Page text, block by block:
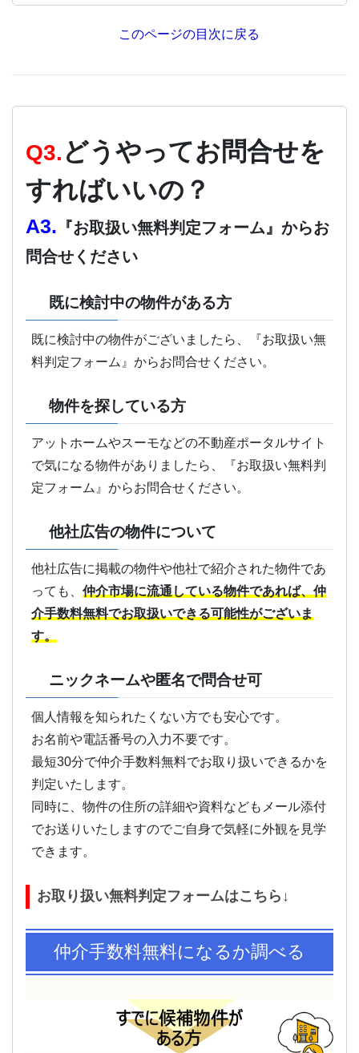
このページの目次に戻る
Q3. どうやってお問合せを
すればいいの？
A3. 『お取扱い無料判定フォーム』からお
問合せください
既に検討中の物件がある方
既に検討中の物件がございましたら、『お取扱い無
料判定フォーム』からお問合せください。
物件を探している方
アットホームやスーモなどの不動産ポータルサイト
で気になる物件がありましたら、『お取扱い無料判
定フォーム』からお問合せください。
他社広告の物件について
他社広告に掲載の物件や他社で紹介された物件であ
っても、 仲介市場に流通している物件であれば、仲
介手数料無料でお取扱いできる可能性がございま
す。
ニックネームや匿名で問合せ可
個人情報を知られたくない方でも安心です。
お名前や電話番号の入力不要です。
最短30分で仲介手数料無料でお取り扱いできるかを
判定いたします。
同時に、物件の住所の詳細や資料などもメール添付
でお送りいたしますのでご自身で気軽に外観を見学
できます。
お取り扱い無料判定フォームはこちら↓
仲介手数料無料になるか調べる